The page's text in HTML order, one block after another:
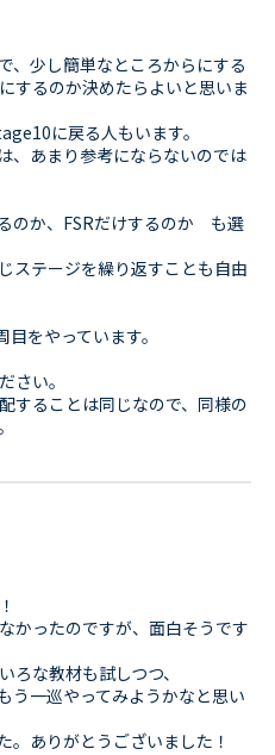
、少し簡単なところからにする
するのか決めたらよいと思いま
に戻る人もいます。
、あまり参考にならないのでは
のか、FSRだけするのか も選
ステージを繰り返すことも自由
をやっています。
さい。
することは同じなので、同様の
かったのですが、面白そうです
ろな教材も試しつつ、
う一巡やってみようかなと思い
。ありがとうございました！